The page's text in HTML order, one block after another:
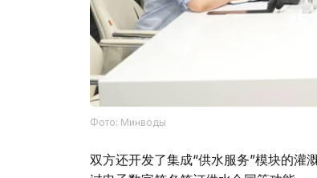
Фото: Минводы
双方还开发了集成“供水服务”模块的灌